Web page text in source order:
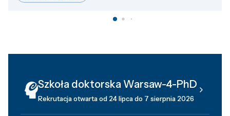
Szkoła doktorska Warsaw-4-PhD
Rekrutacja otwarta od 24 lipca do 7 sierpnia 2026